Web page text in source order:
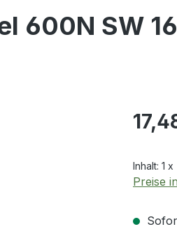
600N SW
Inhalt: 1 x
Preise